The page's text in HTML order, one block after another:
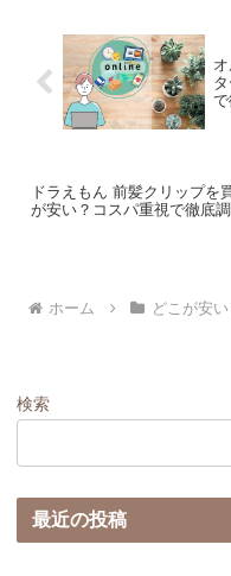
ドラえもん 前髪クリップを
が安い？コスパ重視で徹底
ホーム どこが安
検索
最近の投稿